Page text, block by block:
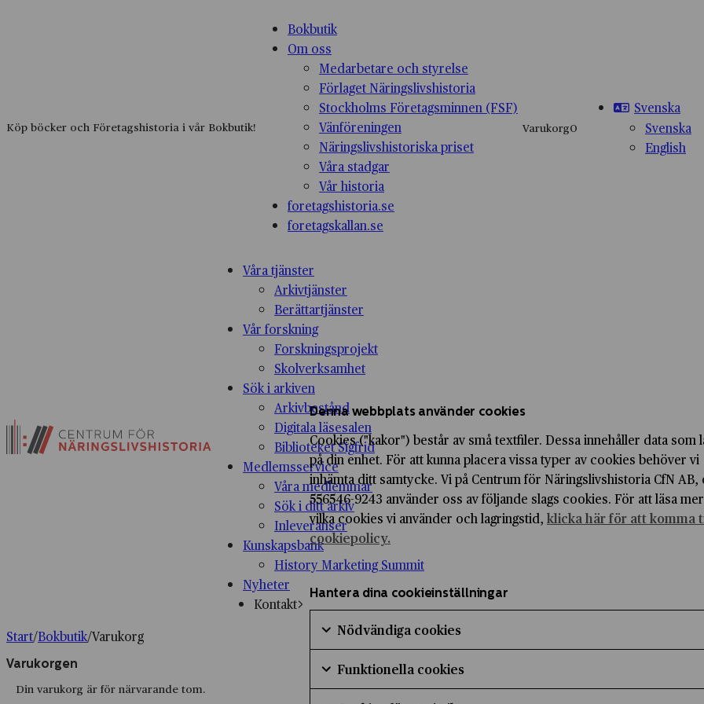
Köp böcker och Företagshistoria i vår Bokbutik!
Bokbutik
Om oss
Medarbetare och styrelse
Förlaget Näringslivshistoria
Stockholms Företagsminnen (FSF)
Vänföreningen
Näringslivshistoriska priset
Våra stadgar
Vår historia
foretagshistoria.se
foretagskallan.se
Varukorg0
Svenska
Svenska
English
Våra tjänster
Arkivtjänster
Berättartjänster
Vår forskning
Forskningsprojekt
Skolverksamhet
Sök i arkiven
Arkivbestånd
Digitala läsesalen
Biblioteket Sigfrid
Medlemsservice
Våra medlemmar
Sök i ditt arkiv
Inleveranser
Kunskapsbank
History Marketing Summit
Nyheter
Kontakt
Start/Bokbutik/Varukorg
Varukorgen
Din varukorg är för närvarande tom.
Denna webbplats använder cookies
Cookies ("kakor") består av små textfiler. Dessa innehåller data som
på din enhet. För att kunna placera vissa typer av cookies behöver vi
inhämta ditt samtycke. Vi på Centrum för Näringslivshistoria CfN AB,
556546-9243 använder oss av följande slags cookies. För att läsa
vilka cookies vi använder och lagringstid, klicka här för att komma
cookiepolicy.
Hantera dina cookieinställningar
Nödvändiga cookies
Markera
för
att
Funktionella cookies
Markera